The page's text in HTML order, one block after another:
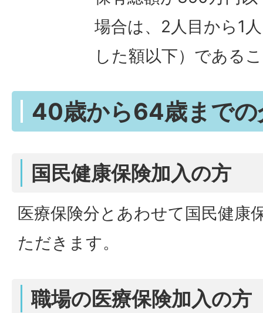
場合は、2人目から1
した額以下）である
40歳から64歳までの
国民健康保険加入の方
医療保険分とあわせて国民健康
ただきます。
職場の医療保険加入の方